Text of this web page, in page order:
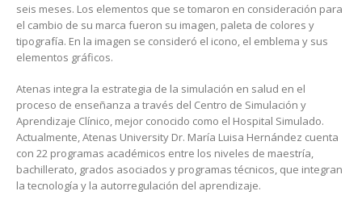
seis meses. Los elementos que se tomaron en consideración para
el cambio de su marca fueron su imagen, paleta de colores y
tipografía. En la imagen se consideró el icono, el emblema y sus
elementos gráficos.
Atenas integra la estrategia de la simulación en salud en el
proceso de enseñanza a través del Centro de Simulación y
Aprendizaje Clínico, mejor conocido como el Hospital Simulado.
Actualmente, Atenas University Dr. María Luisa Hernández cuenta
con 22 programas académicos entre los niveles de maestría,
bachillerato, grados asociados y programas técnicos, que integran
la tecnología y la autorregulación del aprendizaje.